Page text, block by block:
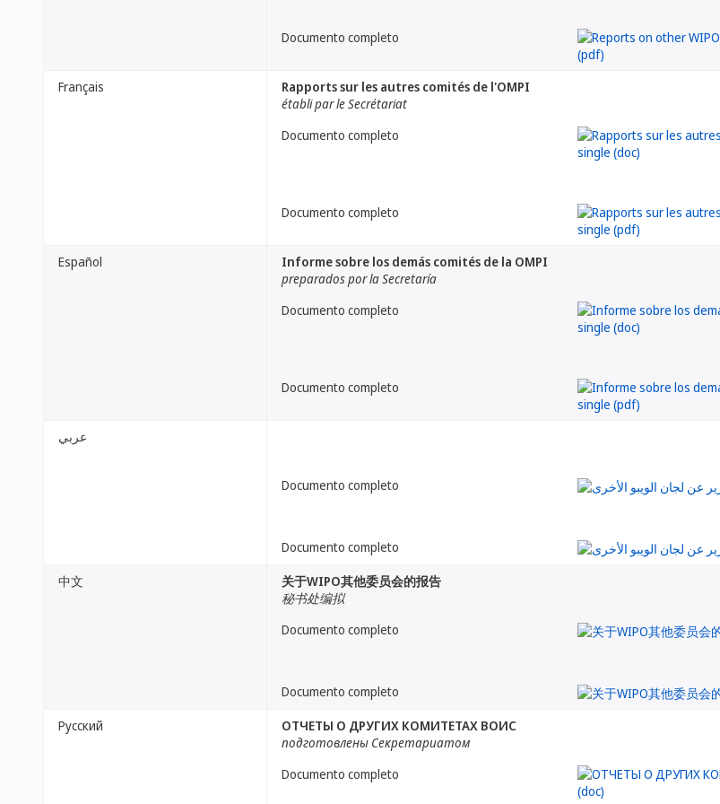
Documento completo
Français
Rapports sur les autres comités de l'OMPI
établi par le Secrétariat
Documento completo
Documento completo
Español
Informe sobre los demás comités de la OMPI
preparados por la Secretaría
Documento completo
Documento completo
عربي
Documento completo
Documento completo
中文
关于WIPO其他委员会的报告
秘书处编拟
Documento completo
Documento completo
Русский
ОТЧЕТЫ О ДРУГИХ КОМИТЕТАХ ВОИС
подготовлены Секретариатом
Documento completo